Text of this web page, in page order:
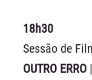
18h30
Sessão de
OUTRO ERRO